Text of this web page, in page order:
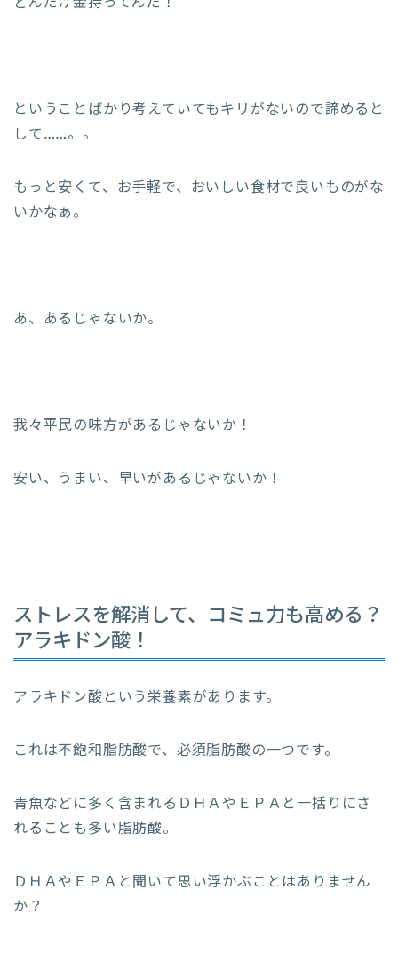
ということばかり考えていてもキリがないので諦めると
して……。。
もっと安くて、お手軽で、おいしい食材で良いものがな
いかなぁ。
あ、あるじゃないか。
我々平民の味方があるじゃないか！
安い、うまい、早いがあるじゃないか！
ストレスを解消して、コミュ力も高める？
アラキドン酸！
アラキドン酸という栄養素があります。
これは不飽和脂肪酸で、必須脂肪酸の一つです。
青魚などに多く含まれるＤＨＡやＥＰＡと一括りにさ
れることも多い脂肪酸。
ＤＨＡやＥＰＡと聞いて思い浮かぶことはありません
か？